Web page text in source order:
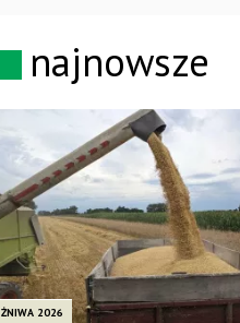
najnowsze
ŻNIWA 2026